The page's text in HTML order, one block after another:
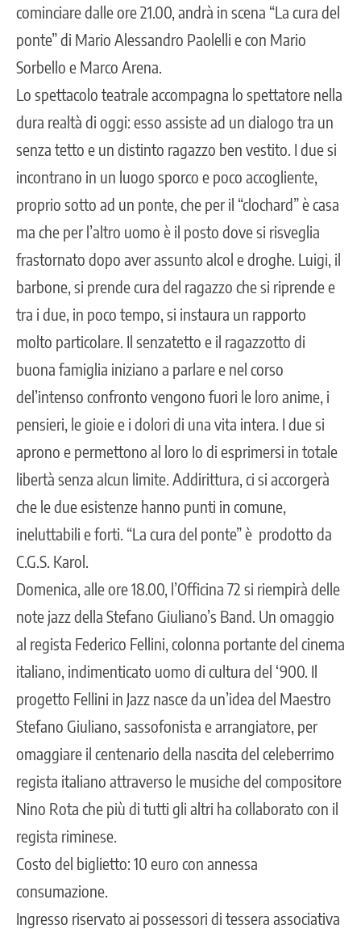
cominciare dalle ore 21.00, andrà in scena “La cura del
ponte” di Mario Alessandro Paolelli e con Mario
Sorbello e Marco Arena.
Lo spettacolo teatrale accompagna lo spettatore nella
dura realtà di oggi: esso assiste ad un dialogo tra un
senza tetto e un distinto ragazzo ben vestito. I due si
incontrano in un luogo sporco e poco accogliente,
proprio sotto ad un ponte, che per il “clochard” è casa
ma che per l’altro uomo è il posto dove si risveglia
frastornato dopo aver assunto alcol e droghe. Luigi, il
barbone, si prende cura del ragazzo che si riprende e
tra i due, in poco tempo, si instaura un rapporto
molto particolare. Il senzatetto e il ragazzotto di
buona famiglia iniziano a parlare e nel corso
del’intenso confronto vengono fuori le loro anime, i
pensieri, le gioie e i dolori di una vita intera. I due si
aprono e permettono al loro Io di esprimersi in totale
libertà senza alcun limite. Addirittura, ci si accorgerà
che le due esistenze hanno punti in comune,
ineluttabili e forti. “La cura del ponte” è prodotto da
C.G.S. Karol.
Domenica, alle ore 18.00, l’Officina 72 si riempirà delle
note jazz della Stefano Giuliano’s Band. Un omaggio
al regista Federico Fellini, colonna portante del cinema
italiano, indimenticato uomo di cultura del ‘900. Il
progetto Fellini in Jazz nasce da un’idea del Maestro
Stefano Giuliano, sassofonista e arrangiatore, per
omaggiare il centenario della nascita del celeberrimo
regista italiano attraverso le musiche del compositore
Nino Rota che più di tutti gli altri ha collaborato con il
regista riminese.
Costo del biglietto: 10 euro con annessa
consumazione.
Ingresso riservato ai possessori di tessera associativa